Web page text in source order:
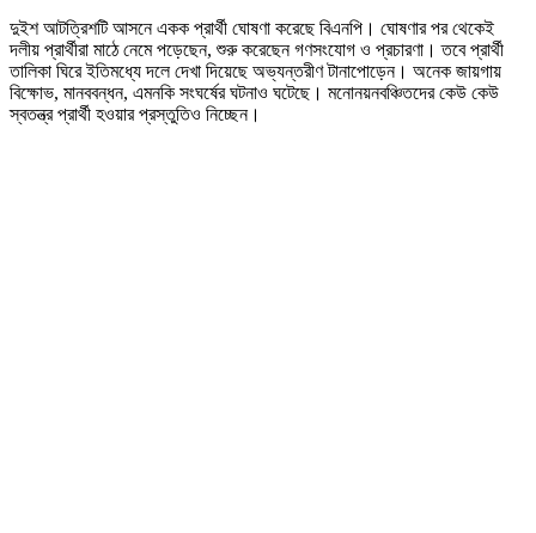
দুইশ আটত্রিশটি আসনে একক প্রার্থী ঘোষণা করেছে বিএনপি। ঘোষণার পর থেকেই
দলীয় প্রার্থীরা মাঠে নেমে পড়েছেন, শুরু করেছেন গণসংযোগ ও প্রচারণা। তবে প্রার্থী
তালিকা ঘিরে ইতিমধ্যে দলে দেখা দিয়েছে অভ্যন্তরীণ টানাপোড়েন। অনেক জায়গায়
বিক্ষোভ, মানববন্ধন, এমনকি সংঘর্ষের ঘটনাও ঘটেছে। মনোনয়নবঞ্চিতদের কেউ কেউ
স্বতন্ত্র প্রার্থী হওয়ার প্রস্তুতিও নিচ্ছেন।